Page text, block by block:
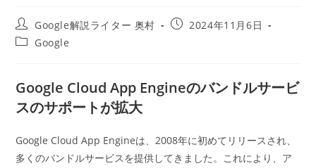
投
稿
者:
Google解説ライター 奥村
投
2024年11月6日
投
テ
ゴ
リ
Google
Google Cloud App Engineのバンドルサービ
スのサポートが拡大
Google Cloud App Engineは、2008年に初めてリリースされ、
多くのバンドルサービスを提供してきました。これにより、ア